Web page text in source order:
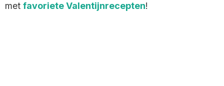
met favoriete Valentijnrecepten!